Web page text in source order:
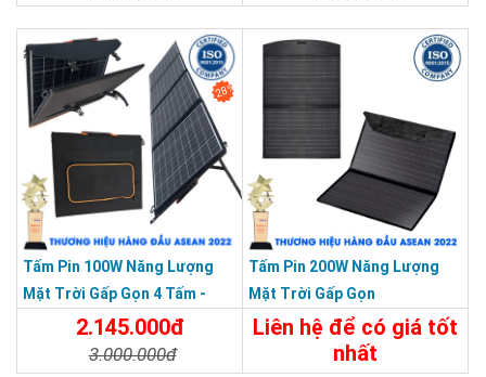
28%
Tấm Pin 100W Năng Lượng
Mặt Trời Gấp Gọn 4 Tấm -
Xách Tay Du Lịch Dã Ngoại
2.145.000đ
3.000.000đ
Tấm Pin 200W Năng Lượng
Mặt Trời Gấp Gọn
Liên hệ để có giá tốt
nhất